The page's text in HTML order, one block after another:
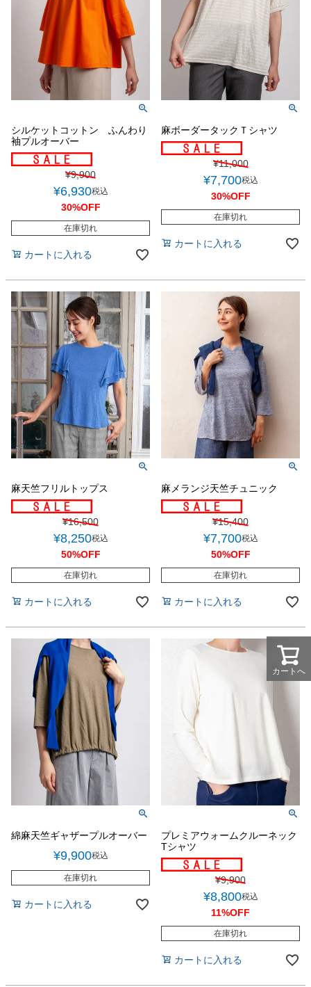
シルケットコットン ふんわり
袖プルオーバー
¥9,900
¥6,930税込
30%OFF
在庫切れ
カートに入れる
麻ボーダータックＴシャツ
¥11,000
¥7,700税込
30%OFF
在庫切れ
カートに入れる
麻天竺フリルトップス
¥16,500
¥8,250税込
50%OFF
在庫切れ
カートに入れる
麻メランジ天竺チュニック
¥15,400
¥7,700税込
50%OFF
在庫切れ
カートに入れる
綿麻天竺ギャザープルオーバー
¥9,900税込
在庫切れ
カートに入れる
プレミアウォームクルーネック
Tシャツ
¥9,900
¥8,800税込
11%OFF
在庫切れ
カートに入れる
カートへ